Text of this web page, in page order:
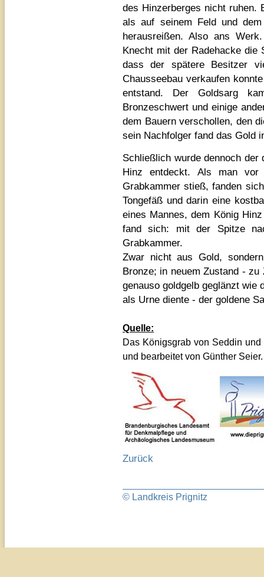
des Hinzerberges nicht ruhen.
als auf seinem Feld und
herausreißen. Also ans
Knecht mit der Radehacke die
dass der spätere Besitzer
Chausseebau verkaufen
entstand. Der Goldsarg
Bronzeschwert und einige
dem Bauern verschollen, den
sein Nachfolger fand das Gold
Schließlich wurde dennoch
Hinz entdeckt. Als man vor
Grabkammer stieß, fanden
Tongefäß und darin eine
eines Mannes, dem König
fand sich: mit der Spitze
Grabkammer.
Zwar nicht aus Gold,
Bronze; in neuem Zustand -
genauso goldgelb geglänzt wie
als Urne diente - der goldene
Quelle:
Das Königsgrab von Seddin
und bearbeitet von Günther
Zurück
© Landkreis Prignitz